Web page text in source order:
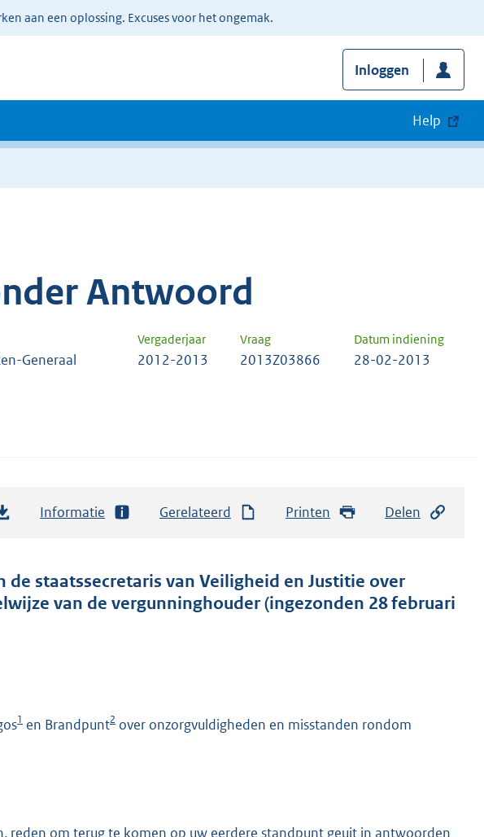
aan een oplossing. Excuses voor het ongemak.
Inloggen
Help
Antwoord
Vergaderjaar Vraag Datum indiening
Generaal 2012-2013 2013Z03866 28-02-2013
Informatie Gerelateerd Printen Delen
de staatssecretaris van Veiligheid en Justitie over
van de vergunninghouder (ingezonden 28 februari
1 en Brandpunt2 over onzorgvuldigheden en misstanden rondom
reden om terug te komen op uw eerdere standpunt geuit in antwoorden